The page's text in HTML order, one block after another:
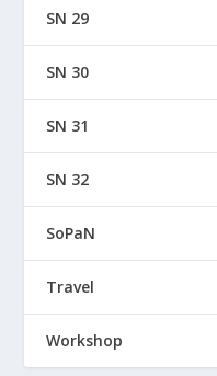
SN 29
SN 30
SN 31
SN 32
SoPaN
Travel
Workshop